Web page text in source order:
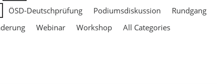
ÖSD-Deutschprüfung Podiumsdiskussion Rundgang
Webinar Workshop
All Categories